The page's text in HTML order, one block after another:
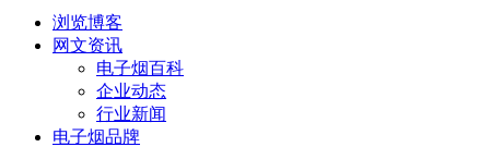
浏览博客
网文资讯
电子烟百科
企业动态
行业新闻
电子烟品牌